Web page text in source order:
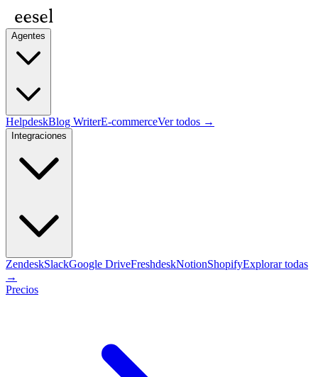
Agentes
HelpdeskBlog WriterE-commerceVer todos →
Integraciones
ZendeskSlackGoogle DriveFreshdeskNotionShopifyExplorar todas
→
Precios